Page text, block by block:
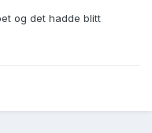
og det hadde blitt